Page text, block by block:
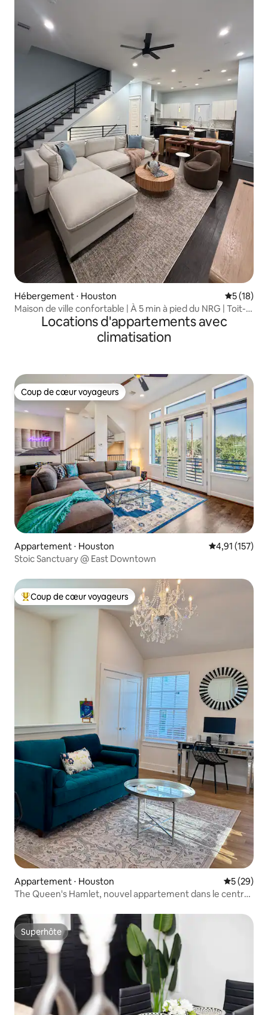
Hébergement ⋅ Houston
5 (18)
Maison de ville confortable | À 5 min à pied du NRG | Toit-
terrasse | Centre médical
Locations d'appartements avec
climatisation
Coup de cœur voyageurs
Coup de cœur voyageurs
Appartement ⋅ Houston Évaluation
4,91 (157)
Stoic Sanctuary @ East Downtown
Coups de cœur voyageurs les plus appréciés
Coup de cœur voyageurs
Appartement ⋅ Houston
5 (29)
The Queen's Hamlet, nouvel appartement dans le centre
Superhôte
Superhôte